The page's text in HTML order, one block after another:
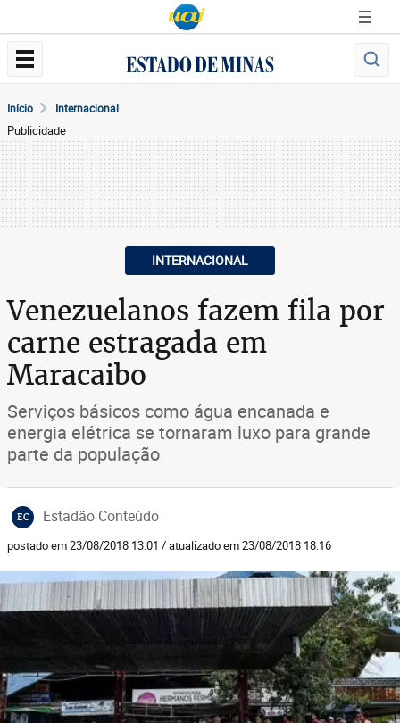
Início Internacional
Publicidade
INTERNACIONAL
Venezuelanos fazem fila por
carne estragada em
Maracaibo
Serviços básicos como água encanada e
energia elétrica se tornaram luxo para grande
parte da população
EC Estadão Conteúdo
postado em 23/08/2018 13:01 / atualizado em 23/08/2018 18:16